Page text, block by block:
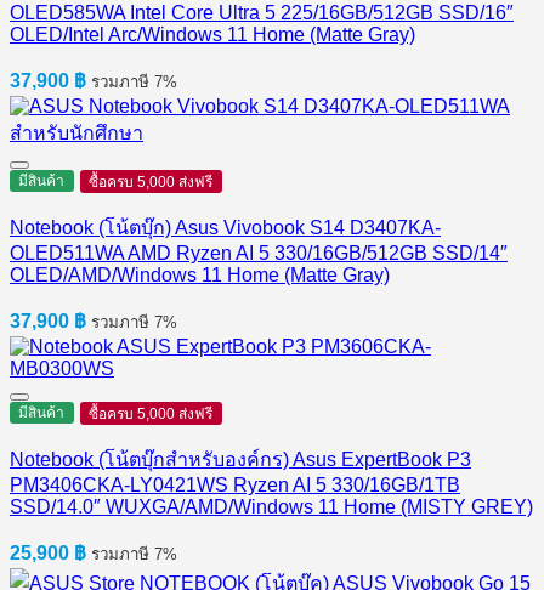
OLED585WA Intel Core Ultra 5 225/16GB/512GB SSD/16″
OLED/Intel Arc/Windows 11 Home (Matte Gray)
37,900 ฿ รวมภาษี 7%
มีสินค้า ซื้อครบ 5,000 ส่งฟรี
Notebook (โน้ตบุ๊ก) Asus Vivobook S14 D3407KA-
OLED511WA AMD Ryzen AI 5 330/16GB/512GB SSD/14″
OLED/AMD/Windows 11 Home (Matte Gray)
37,900 ฿ รวมภาษี 7%
มีสินค้า ซื้อครบ 5,000 ส่งฟรี
Notebook (โน้ตบุ๊กสำหรับองค์กร) Asus ExpertBook P3
PM3406CKA-LY0421WS Ryzen AI 5 330/16GB/1TB
SSD/14.0″ WUXGA/AMD/Windows 11 Home (MISTY GREY)
25,900 ฿ รวมภาษี 7%